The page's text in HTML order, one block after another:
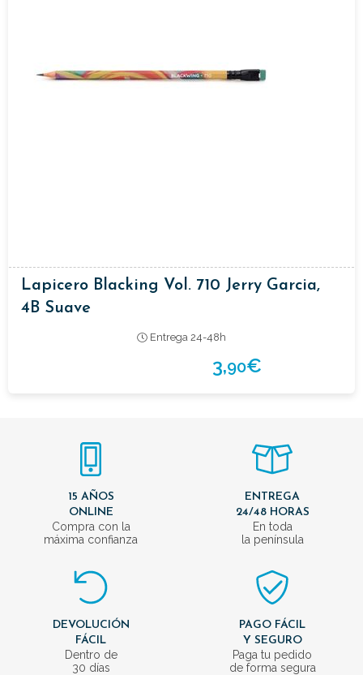
Lapicero Blacking Vol. 710 Jerry Garcia,
4B Suave
Entrega 24-48h
3,90€
15 AÑOS
ONLINE
Compra con la
máxima confianza
ENTREGA
24/48 HORAS
En toda
la península
DEVOLUCIÓN
FÁCIL
Dentro de
30 días
PAGO FÁCIL
Y SEGURO
Paga tu pedido
de forma segura